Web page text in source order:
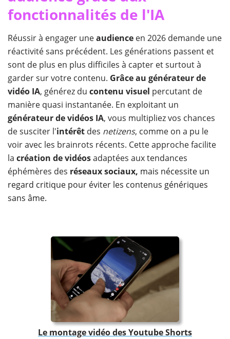
fonctionnalités de l'IA
Réussir à engager uneaudience en 2026 demande une
réactivité sans précédent. Les générations passent et
sont de plus en plus difficiles à capter et surtout à
garder sur votre contenu. Grâce au générateur de
vidéo IA, générez du contenu visuel percutant de
manière quasi instantanée. En exploitant un
générateur de vidéos IA, vous multipliez vos chances
de susciter l'intérêt des netizens, comme on a pu le
voir avec les brainrots récents. Cette approche facilite
la création de vidéosadaptées aux tendances
éphémères des réseauxsociaux, mais nécessite un
regard critique pour éviter les contenus génériques
sans âme.
Le montage vidéo des Youtube Shorts